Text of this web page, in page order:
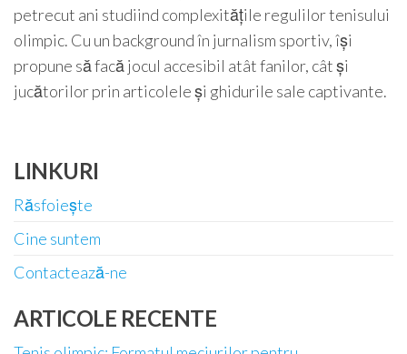
petrecut ani studiind complexitățile regulilor tenisului
olimpic. Cu un background în jurnalism sportiv, își
propune să facă jocul accesibil atât fanilor, cât și
jucătorilor prin articolele și ghidurile sale captivante.
LINKURI
Răsfoiește
Cine suntem
Contactează-ne
ARTICOLE RECENTE